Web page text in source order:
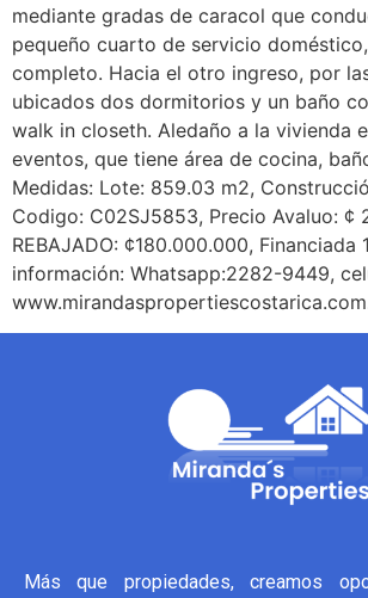
mediante gradas de caracol que
pequeño cuarto de servicio
completo. Hacia el otro ingreso, por
ubicados dos dormitorios y un baño
walk in closeth. Aledaño a la vivienda
eventos, que tiene área de cocina,
Medidas: Lote: 859.03 m2,
Codigo: C02SJ5853, Precio Avaluo: ¢
REBAJADO: ¢180.000.000, Financiada
información: Whatsapp:2282-9449,
Más que propiedades, creamos